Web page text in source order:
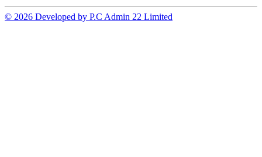
© 2026 Developed by P.C Admin 22 Limited